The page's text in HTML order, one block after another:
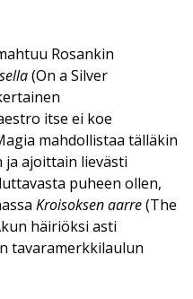
Rosankin
(On a Silver
itse ei koe
mahdollistaa tälläkin
ja ajoittain lievästi
puheen ollen,
Kroisoksen aarre(The
häiriöksi asti
tavaramerkkilaulun